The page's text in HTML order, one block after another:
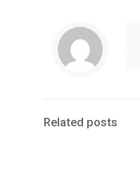
Related posts